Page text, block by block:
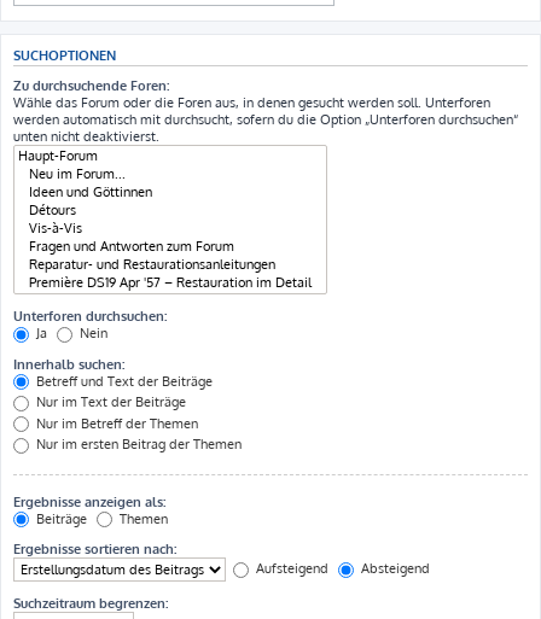
SUCHOPTIONEN
Zu durchsuchende Foren:
Wähle das Forum oder die Foren aus, in denen gesucht werden soll. Unterforen
werden automatisch mit durchsucht, sofern du die Option „Unterforen durchsuchen“
unten nicht deaktivierst.
Unterforen durchsuchen:
Ja
Nein
Innerhalb suchen:
Betreff und Text der Beiträge
Nur im Text der Beiträge
Nur im Betreff der Themen
Nur im ersten Beitrag der Themen
Ergebnisse anzeigen als:
Beiträge
Themen
Ergebnisse sortieren nach:
Aufsteigend
Absteigend
Suchzeitraum begrenzen: